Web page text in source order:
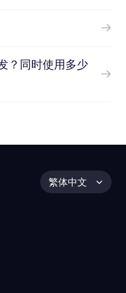
？同时使用多少
繁体中文